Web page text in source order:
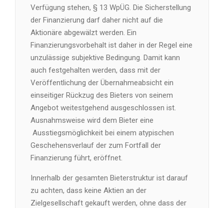
Verfügung stehen, § 13 WpÜG. Die Sicherstellung
der Finanzierung darf daher nicht auf die
Aktionäre abgewälzt werden. Ein
Finanzierungsvorbehalt ist daher in der Regel eine
unzulässige subjektive Bedingung. Damit kann
auch festgehalten werden, dass mit der
Veröffentlichung der Übernahmeabsicht ein
einseitiger Rückzug des Bieters von seinem
Angebot weitestgehend ausgeschlossen ist.
Ausnahmsweise wird dem Bieter eine
Ausstiegsmöglichkeit bei einem atypischen
Geschehensverlauf der zum Fortfall der
Finanzierung führt, eröffnet.
Innerhalb der gesamten Bieterstruktur ist darauf
zu achten, dass keine Aktien an der
Zielgesellschaft gekauft werden, ohne dass der